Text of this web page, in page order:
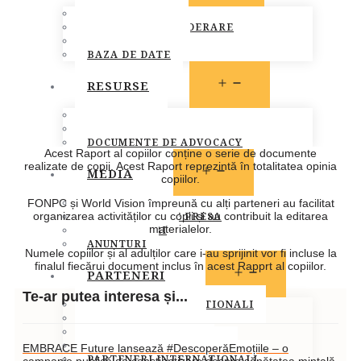
PROCEDURA DE ADERARE
BAZA DE DATE
RESURSE
DOCUMENTE DE ADVOCACY
MEDIA
OPEN
STIRI
COMUNICATE DE PRESA
INFO MEMBRI
ANUNTURI
PARTENERI
OPEN
MENU
PARTENERI INSTITUTIONALI
SPONSORI SI DONATORI
Acest Raport al copiilor conține o serie de documente
realizate de copii. Acest Raport reprezintă în totalitatea opinia
copiilor.
FONPC și World Vision împreună cu alți parteneri au facilitat
organizarea activităților cu copii și au contribuit la editarea
materialelor.
Numele copiilor și al adulților care i-au sprijinit vor fi incluse la
finalul fiecărui document inclus în acest Rapprt al copiilor.
Te-ar putea interesa și...
EMBRACE Future lansează #DescoperăEmoțiile – o